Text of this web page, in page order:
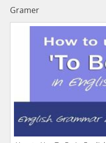
Gramer